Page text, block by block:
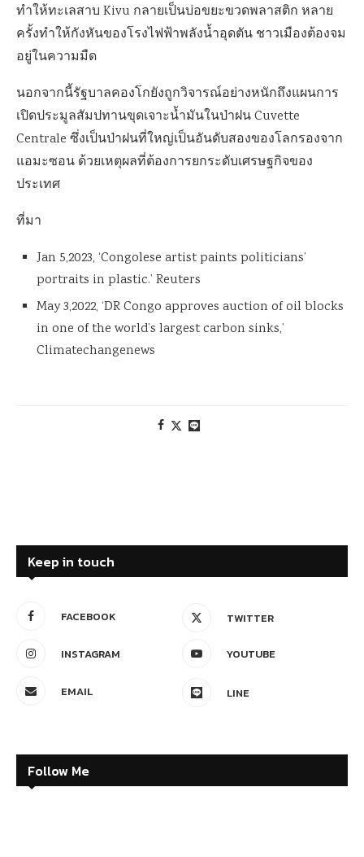
ทำให้ทะเลสาบ Kivu กลายเป็นบ่อขยะขวดพลาสติก หลาย
ครั้งทำให้กังหันของโรงไฟฟ้าพลังน้ำอุดตัน ชาวเมืองต้องจม
อยู่ในความมืด
นอกจากนี้รัฐบาลคองโกยังถูกวิจารณ์อย่างหนักถึงแผนการ
เปิดประมูลสัมปทานขุดเจาะน้ำมันในป่าฝนCuvette
Centrale ซึ่งเป็นป่าฝนที่ใหญ่เป็นอันดับสองของโลกรองจาก
แอมะซอน ด้วยเหตุผลที่ต้องการยกระดับเศรษฐกิจของ
ประเทศ
ที่มา
Jan 5,2023, ‘Congolese artist paints politicians’
portraits in plastic.’ Reuters
May 3,2022, ‘DR Congo approves auction of oil blocks
in one of the world’s largest carbon sinks,’
Climatechangenews
Keep in touch
FACEBOOK TWITTER
INSTAGRAM YOUTUBE
EMAIL LINE
Follow Me